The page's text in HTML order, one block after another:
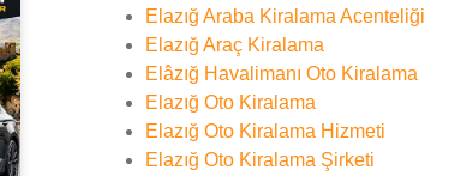
Elazığ Araba Kiralama Acenteliği
Elazığ Araç Kiralama
Elâzığ Havalimanı Oto Kiralama
Elazığ Oto Kiralama
Elazığ Oto Kiralama Hizmeti
Elazığ Oto Kiralama Şirketi